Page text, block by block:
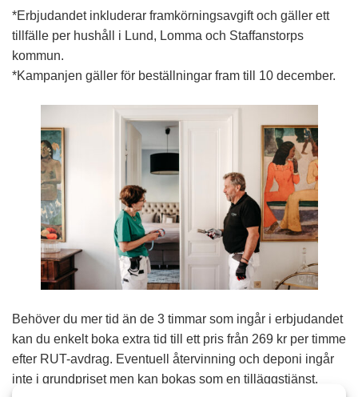
*Erbjudandet inkluderar framkörningsavgift och gäller ett
tillfälle per hushåll i Lund, Lomma och Staffanstorps
kommun.
*Kampanjen gäller för beställningar fram till 10 december.
Behöver du mer tid än de 3 timmar som ingår i erbjudandet
kan du enkelt boka extra tid till ett pris från 269 kr per timme
efter RUT-avdrag. Eventuell återvinning och deponi ingår
inte i grundpriset men kan bokas som en tilläggstjänst.